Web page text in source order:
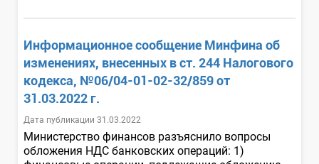
Информационное сообщение Минфина об
изменениях, внесенных в ст. 244 Налогового
кодекса, №06/04-01-02-32/859 от
31.03.2022 г.
Дата публикации 31.03.2022
Министерство финансов разъяснило вопросы
обложения НДС банковских операций: 1)